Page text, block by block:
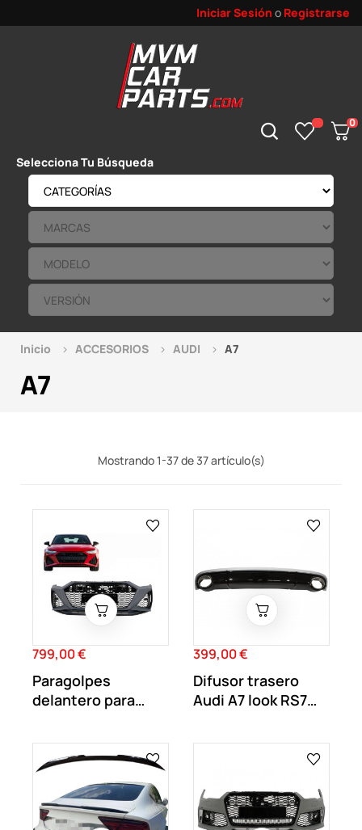
Iniciar Sesión o Registrarse
0
Selecciona Tu Búsqueda
A7
Inicio ACCESORIOS AUDI A7
Mostrando 1-37 de 37 artículo(s)
Precio
799,00 €
Paragolpes
delantero para
RS7...
Precio
399,00 €
Difusor trasero
Audi A7 look RS7